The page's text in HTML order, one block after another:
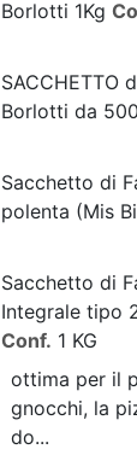
Borlotti 1Kg
SACCHETTO
Borlotti da
Sacchetto di
polenta (Mis
Sacchetto di
Integrale tipo
Conf. 1 KG
ottima per il
gnocchi, la
do...